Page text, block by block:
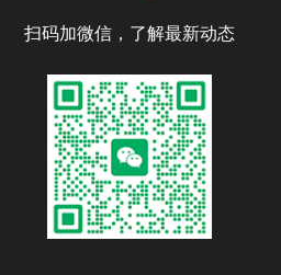
扫码加微信，了解最新动态